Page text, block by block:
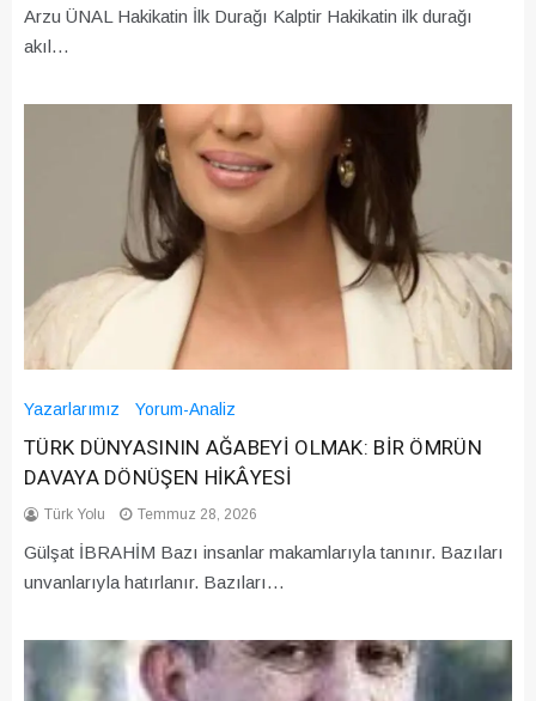
Arzu ÜNAL Hakikatin İlk Durağı Kalptir Hakikatin ilk durağı
akıl…
Yazarlarımız Yorum-Analiz
TÜRK DÜNYASININ AĞABEYİ OLMAK: BİR ÖMRÜN
DAVAYA DÖNÜŞEN HİKÂYESİ
Türk Yolu Temmuz 28, 2026
Gülşat İBRAHİM Bazı insanlar makamlarıyla tanınır. Bazıları
unvanlarıyla hatırlanır. Bazıları…